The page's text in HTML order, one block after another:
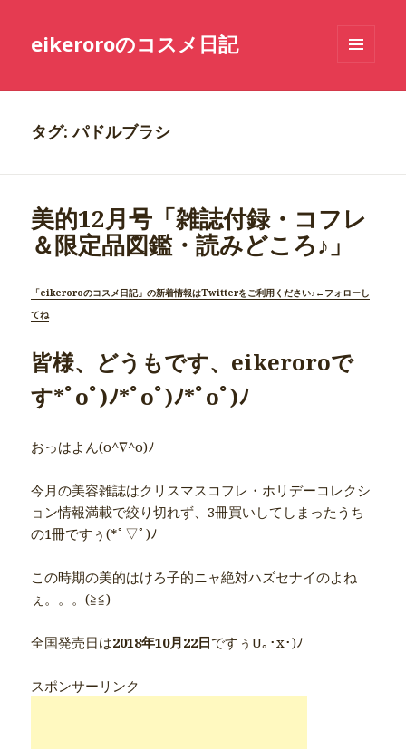
eikeroroのコスメ日記
ーとウ
タグ: パドルブラシ
美的12月号「雑誌付録・コフレ
＆限定品図鑑・読みどころ♪」
「eikeroroのコスメ日記」の新着情報はTwitterをご利用ください♪←フォローし
てね
皆様、どうもです、eikeroroで
す*ﾟoﾟ)ﾉ*ﾟoﾟ)ﾉ*ﾟoﾟ)ﾉ
おっはよん(o^∇^o)ﾉ
今月の美容雑誌はクリスマスコフレ・ホリデーコレクシ
ョン情報満載で絞り切れず、3冊買いしてしまったうち
の1冊ですぅ(*ﾟ▽ﾟ)ﾉ
この時期の美的はけろ子的ニャ絶対ハズセナイのよね
ぇ。。。(≧≦)
全国発売日は2018年10月22日ですぅU｡･x･)ﾉ
スポンサーリンク